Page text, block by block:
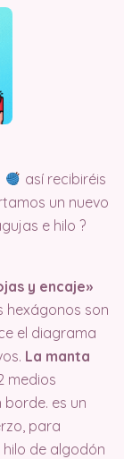
así recibiréis
un nuevo
e hilo ?
y encaje»
hexágonos son
el diagrama
La manta
medios
borde. es un
para
de algodón